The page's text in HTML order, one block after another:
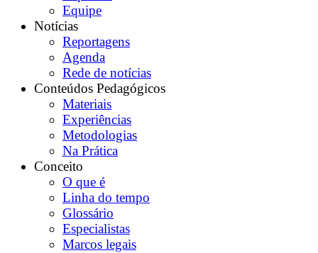
Equipe
Notícias
Reportagens
Agenda
Rede de notícias
Conteúdos Pedagógicos
Materiais
Experiências
Metodologias
Na Prática
Conceito
O que é
Linha do tempo
Glossário
Especialistas
Marcos legais